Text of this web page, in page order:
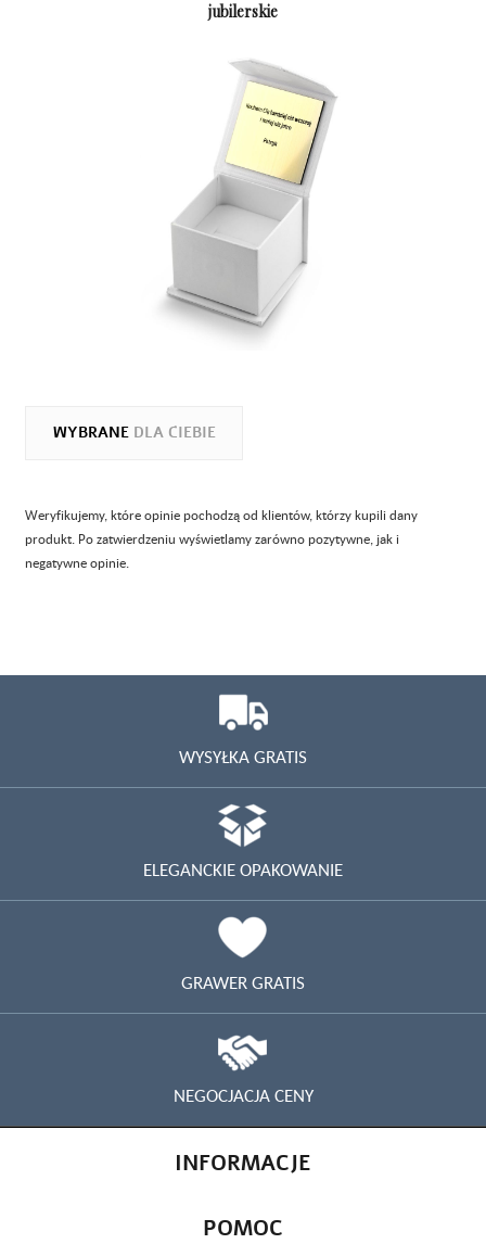
jubilerskie
WYBRANEDLA CIEBIE
Weryfikujemy, które opinie pochodzą od klientów, którzy kupili dany
produkt. Po zatwierdzeniu wyświetlamy zarówno pozytywne, jak i
negatywne opinie.
WYSYŁKA GRATIS
ELEGANCKIE OPAKOWANIE
GRAWER GRATIS
NEGOCJACJA CENY
INFORMACJE
POMOC